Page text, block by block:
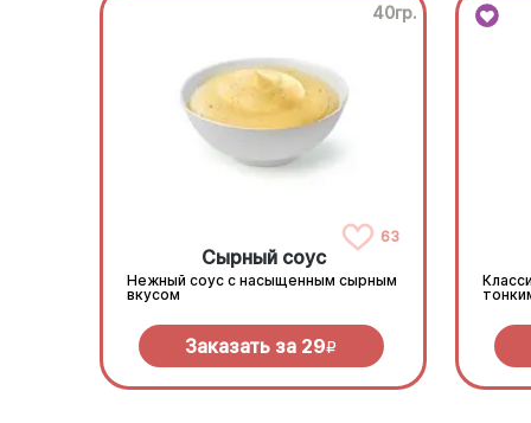
40гр.
63
Сырный соус
Нежный соус с насыщенным сырным
вкусом
Заказать за 29R